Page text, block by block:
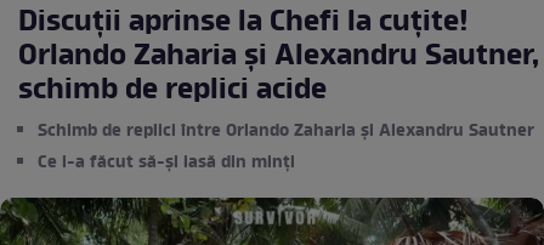
Discuții aprinse la Chefi la cuțite!
Orlando Zaharia și Alexandru Sautner,
schimb de replici acide
Schimb de replici între Orlando Zaharia și Alexandru Sautner
Ce i-a făcut să-și iasă din minți